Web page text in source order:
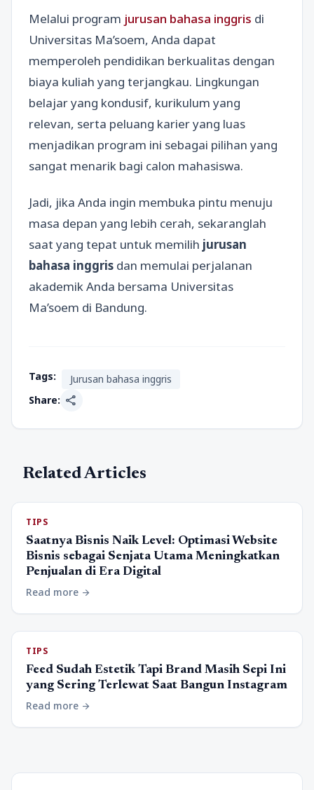
Melalui program jurusan bahasa inggris di
Universitas Ma’soem, Anda dapat
memperoleh pendidikan berkualitas dengan
biaya kuliah yang terjangkau. Lingkungan
belajar yang kondusif, kurikulum yang
relevan, serta peluang karier yang luas
menjadikan program ini sebagai pilihan yang
sangat menarik bagi calon mahasiswa.
Jadi, jika Anda ingin membuka pintu menuju
masa depan yang lebih cerah, sekaranglah
saat yang tepat untuk memilih jurusan
bahasa inggris dan memulai perjalanan
akademik Anda bersama Universitas
Ma’soem di Bandung.
Tags:
Jurusan bahasa inggris
Share: share
Related Articles
TIPS
Saatnya Bisnis Naik Level: Optimasi Website
Bisnis sebagai Senjata Utama Meningkatkan
Penjualan di Era Digital
Read more arrow_forward
TIPS
Feed Sudah Estetik Tapi Brand Masih Sepi Ini
yang Sering Terlewat Saat Bangun Instagram
Read more arrow_forward